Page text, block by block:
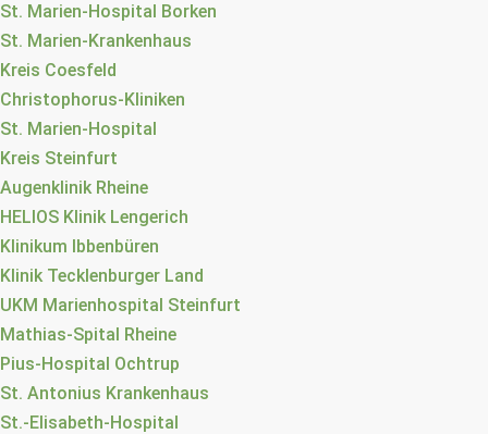
St. Marien-Hospital Borken
St. Marien-Krankenhaus
Kreis Coesfeld
Christophorus-Kliniken
St. Marien-Hospital
Kreis Steinfurt
Augenklinik Rheine
HELIOS Klinik Lengerich
Klinikum Ibbenbüren
Klinik Tecklenburger Land
UKM Marienhospital Steinfurt
Mathias-Spital Rheine
Pius-Hospital Ochtrup
St. Antonius Krankenhaus
St.-Elisabeth-Hospital